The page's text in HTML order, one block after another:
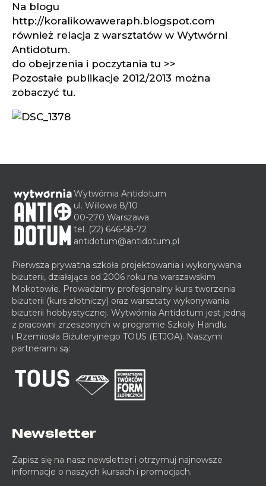
Na blogu
http://koralikowaweraph.blogspot.com
również relacja z warsztatów w Wytwórni
Antidotum.
do obejrzenia i poczytania tu >>
Pozostałe publikacje 2012/2013 można
zobaczyć tu.
Wytwórnia Antidotum
ul. Willowa 8/10
00-270 Warszawa
tel. (22) 646-58-72
antidotum@antidotum.pl
Pierwsza prywatna szkoła projektowania i wykonywania
biżuterii, działająca od 2006 roku na warszawskim
Mokotowie. Prowadzimy profesjonalny kurs tworzenia
biżuterii (kurs złotniczy) oraz warsztaty wykonywania
biżuterii hobbystycznej. Wytwórnia Antidotum jest jedną
z pracowni zrzeszonych w programie Szkoły Handlu
i Rzemiosła Biżuteryjnego TOUS (ETJOA). Naszymi
partnerami są:
Newsletter
Zapisz się na nasz newsletter i otrzymuj najnowsze
informacje o naszych kursach i promocjach.